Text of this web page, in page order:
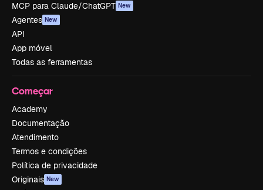
MCP para Claude/ChatGPT New
Agentes New
API
App móvel
Todas as ferramentas
Começar
Academy
Documentação
Atendimento
Termos e condições
Política de privacidade
Originais New